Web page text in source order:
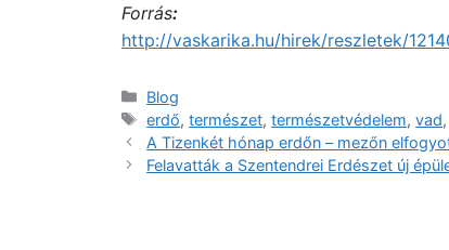
Forrás:
http://vaskarika.hu/hirek/reszletek/
Blog
erdő,természet,természetvédelem,vad
A Tizenkét hónap erdőn – mezőn
Felavatták a Szentendrei Erdészet új